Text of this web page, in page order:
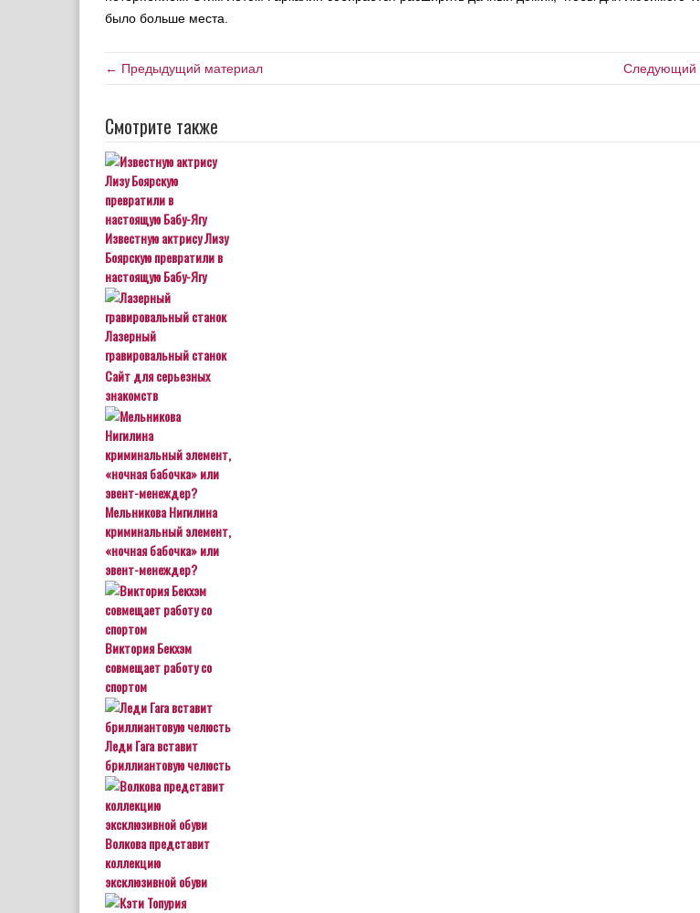
было больше места.
← Предыдущий материал Следующий
Смотрите также
Известную актрису Лизу
Боярскую превратили в
настоящую Бабу-Ягу
Лазерный
гравировальный станок
Сайт для серьезных
знакомств
Мельникова Нигилина
криминальный элемент,
«ночная бабочка» или
эвент-менеждер?
Виктория Бекхэм
совмещает работу со
спортом
Леди Гага вставит
бриллиантовую челюсть
Волкова представит
коллекцию
эксклюзивной обуви